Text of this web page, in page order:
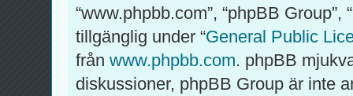
“www.phpbb.com”, “phpBB
tillgänglig under “General Public
från www.phpbb.com. phpBB
diskussioner, phpBB Group är inte